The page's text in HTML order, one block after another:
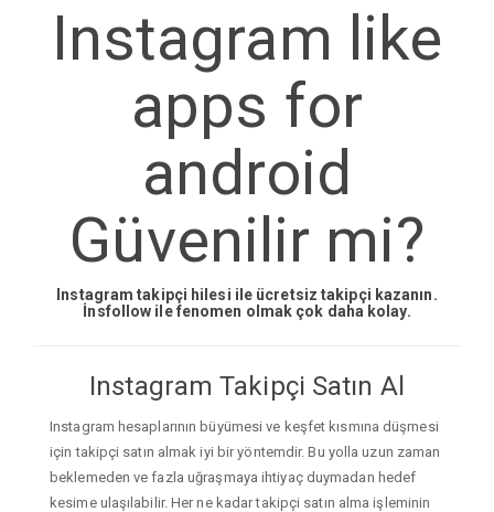
Instagram like
apps for
android
Güvenilir mi?
Instagram takipçi hilesi ile ücretsiz takipçi kazanın.
İnsfollow ile fenomen olmak çok daha kolay.
Instagram Takipçi Satın Al
Instagram hesaplarının büyümesi ve keşfet kısmına düşmesi
için takipçi satın almak iyi bir yöntemdir. Bu yolla uzun zaman
beklemeden ve fazla uğraşmaya ihtiyaç duymadan hedef
kesime ulaşılabilir. Her ne kadar takipçi satın alma işleminin